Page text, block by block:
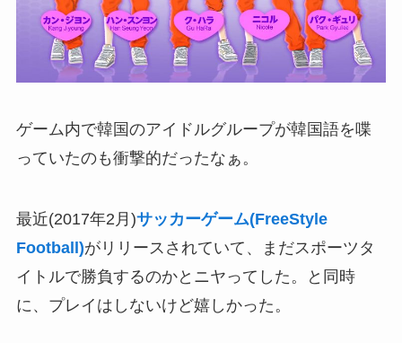
ゲーム内で韓国のアイドルグループが韓国語を喋
っていたのも衝撃的だったなぁ。
最近(2017年2月)サッカーゲーム(FreeStyle
Football)がリリースされていて、まだスポーツタ
イトルで勝負するのかとニヤってした。と同時
に、プレイはしないけど嬉しかった。